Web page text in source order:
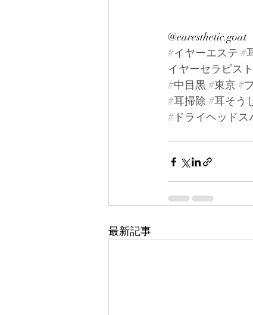
@earesthetic.goat
#イヤーエステ #
イヤーセラピスト
#中目黒#東京#
#耳掃除 #耳そう
#ドライヘッドス
最新記事